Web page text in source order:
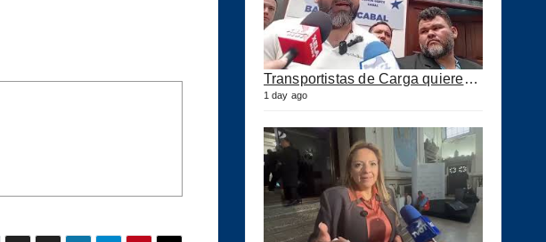
Transportistas de Carga quieren Precio Tope a los combustibles
1 day ago